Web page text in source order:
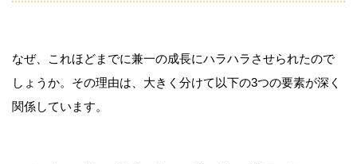
なぜ、これほどまでに兼一の成長にハラハラさせられたので
しょうか。その理由は、大きく分けて以下の3つの要素が深く
関係しています。